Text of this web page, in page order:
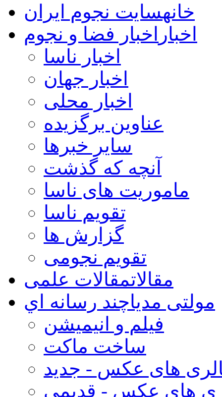
خانهسایت نجوم ایران
اخبار اخبار فضا و نجوم
اخبار ناسا
اخبار جهان
اخبار محلی
عناوین برگزیده
سایر خبرها
آنچه که گذشت
ماموریت های ناسا
تقویم ناسا
گزارش ها
تقویم نجومی
مقالاتمقالات علمی
مولتی مدیاچند رسانه اي
فیلم و انیمیشن
ساخت ماکت
های عکس - جدید
های عکس - قدیمی